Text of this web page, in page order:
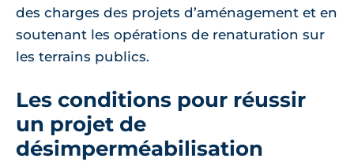
des charges des projets d’aménagement et en
soutenant les opérations de renaturation sur
les terrains publics.
Les conditions pour réussir
un projet de
désimperméabilisation